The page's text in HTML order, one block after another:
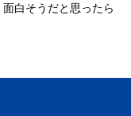
白そうだと思ったら